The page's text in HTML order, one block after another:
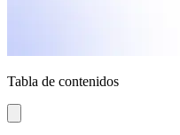
Tabla de contenidos